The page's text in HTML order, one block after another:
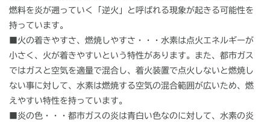
燃料を炎が遡っていく「逆火」と呼ばれる現象が起きる可能性を
持っています。
■火の着きやすさ、燃焼しやすさ・・・水素は点火エネルギーが
小さく、火が着きやすいという特性があります。また、都市ガス
ではガスと空気を適量で混合し、着火装置で点火しないと燃焼し
ない事に対して、水素は燃焼する空気の混合範囲が広いため、燃
えやすい特性を持っています。
■炎の色・・・都市ガスの炎は青白い色なのに対して、水素の炎